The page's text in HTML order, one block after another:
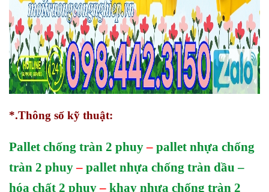
*.Thông số kỹ thuật:
Pallet chống tràn 2 phuy – pallet nhựa chống
tràn 2 phuy – pallet nhựa chống tràn dầu –
hóa chất 2 phuy – khay nhựa chống tràn 2